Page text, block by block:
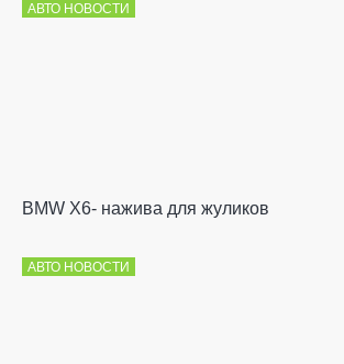
АВТО НОВОСТИ
BMW X6- нажива для жуликов
АВТО НОВОСТИ